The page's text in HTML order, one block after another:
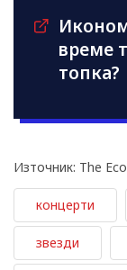
време
топка?
Източник: The
концерти
звезди